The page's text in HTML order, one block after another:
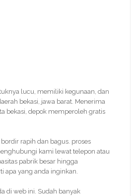
lucu, memiliki kegunaan, dan
bekasi, jawa barat. Menerima
bekasi, depok memperoleh gratis
rapih dan bagus. proses
kami lewat telepon atau
pabrik besar hingga
apa yang anda inginkan.
di web ini. Sudah banyak